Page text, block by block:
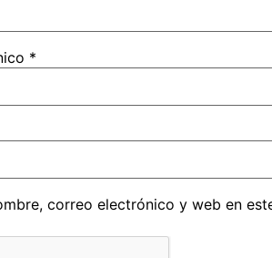
*
correo electrónico y web en